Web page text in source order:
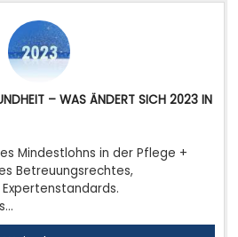
– WAS ÄNDERT SICH 2023 IN
Mindestlohns in der Pflege +
Betreuungsrechtes,